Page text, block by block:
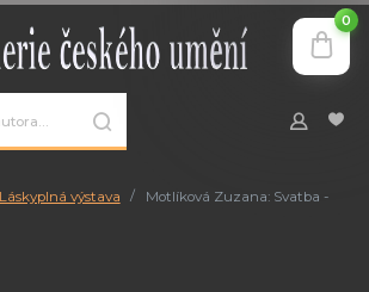
0
Láskyplná výstava
Motlíková Zuzana: Svatba -